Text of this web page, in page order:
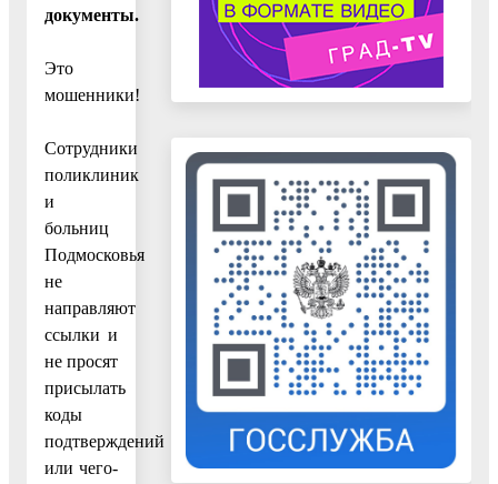
документы.
Это
мошенники!
Сотрудники
поликлиник
и
больниц
Подмосковья
не
направляют
ссылки и
не просят
присылать
коды
подтверждений
или чего-